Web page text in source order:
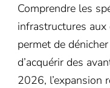
Comprendre les
infrastructures
permet de
d’acquérir des
2026, l’expansion